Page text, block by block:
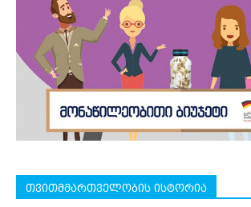
თვითმმართველობის ისტორია